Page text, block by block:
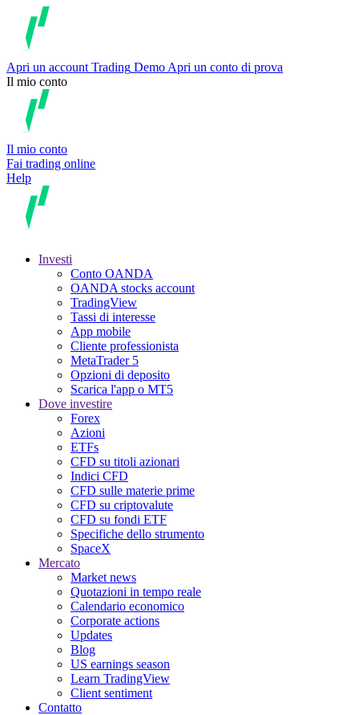
Apri un account Trading Demo Apri un conto di prova
Il mio conto
Il mio conto
Fai trading online
Help
Investi
Conto OANDA
OANDA stocks account
TradingView
Tassi di interesse
App mobile
Cliente professionista
MetaTrader 5
Opzioni di deposito
Scarica l'app o MT5
Dove investire
Forex
Azioni
ETFs
CFD su titoli azionari
Indici CFD
CFD sulle materie prime
CFD su criptovalute
CFD su fondi ETF
Specifiche dello strumento
SpaceX
Mercato
Market news
Quotazioni in tempo reale
Calendario economico
Corporate actions
Updates
Blog
US earnings season
Learn TradingView
Client sentiment
Contatto